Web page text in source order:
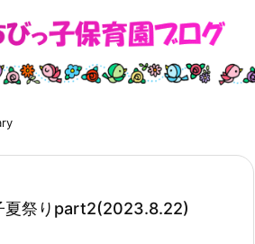
夏祭りpart2(2023.8.22)